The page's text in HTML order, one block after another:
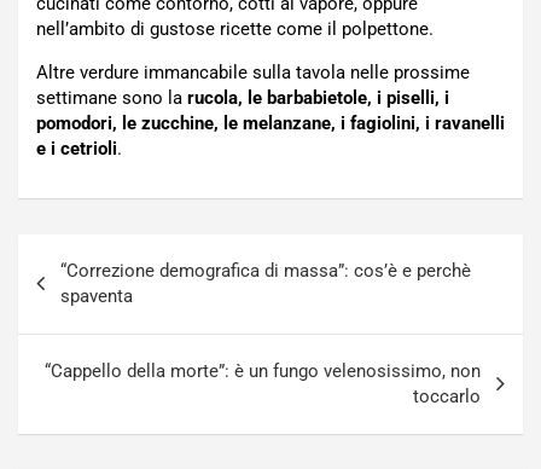
nell’ambito di gustose ricette come il polpettone.
Altre verdure immancabile sulla tavola nelle prossime
settimane sono la rucola, le barbabietole, i piselli, i
pomodori, le zucchine, le melanzane, i fagiolini, i ravanelli
e i cetrioli.
articoli
“Correzione demografica di massa”: cos’è e perchè
spaventa
“Cappello della morte”: è un fungo velenosissimo, non
toccarlo